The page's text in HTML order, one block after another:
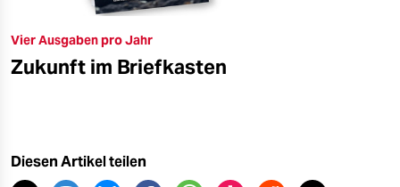
Vier Ausgaben pro Jahr
Zukunft im Briefkasten
Diesen Artikel teilen